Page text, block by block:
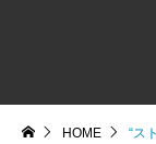
HOME “ス